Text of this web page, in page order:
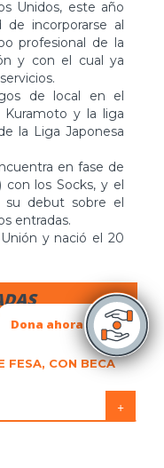
Dona ahora
Unidos, este año
incorporarse al
profesional de la
y con el cual ya
de local en el
Kuramoto y la liga
la Liga Japonesa
en fase de
con los Socks, y el
su debut sobre el
entradas.
y nació el 20
FESA, CON BECA
+